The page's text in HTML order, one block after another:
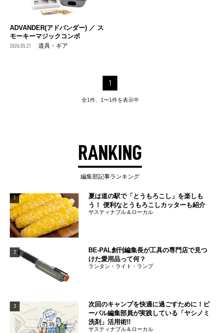
ADVANDER(アドバンダー) ／ ス
モーキーマジックコンボ
2026.05.21 道具・ギア
1
全1件、1〜1件を表示中
RANKING
編集部記事ランキング
1
夏は道の駅で「とうもろこし」を楽しも
う！ 便利なとうもろこしカッターも紹介
サスティナブル＆ローカル
2
BE-PAL創刊編集長が工具の専門店で見つ
けた愛用品って何？
ランタン・ライト・ランプ
3
次回のキャンプを快適に過ごすために！ビ
ーパル編集部員が実践している「ヤシノミ
洗剤」活用術!!
サスティナブル＆ローカル